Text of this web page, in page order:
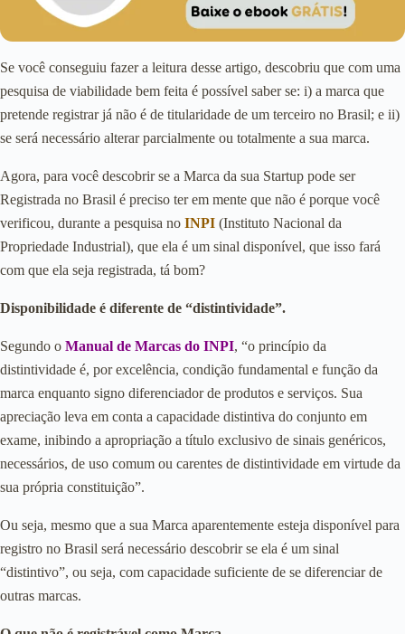
Se você conseguiu fazer a leitura desse artigo, descobriu que com uma
pesquisa de viabilidade bem feita é possível saber se: i) a marca que
pretende registrar já não é de titularidade de um terceiro no Brasil; e ii)
se será necessário alterar parcialmente ou totalmente a sua marca.
Agora, para você descobrir se a Marca da sua Startup pode ser
Registrada no Brasil é preciso ter em mente que não é porque você
verificou, durante a pesquisa no INPI (Instituto Nacional da
Propriedade Industrial), que ela é um sinal disponível, que isso fará
com que ela seja registrada, tá bom?
Disponibilidade é diferente de “distintividade”.
Segundo o Manual de Marcas do INPI, “o princípio da
distintividade é, por excelência, condição fundamental e função da
marca enquanto signo diferenciador de produtos e serviços. Sua
apreciação leva em conta a capacidade distintiva do conjunto em
exame, inibindo a apropriação a título exclusivo de sinais genéricos,
necessários, de uso comum ou carentes de distintividade em virtude da
sua própria constituição”.
Ou seja, mesmo que a sua Marca aparentemente esteja disponível para
registro no Brasil será necessário descobrir se ela é um sinal
“distintivo”, ou seja, com capacidade suficiente de se diferenciar de
outras marcas.